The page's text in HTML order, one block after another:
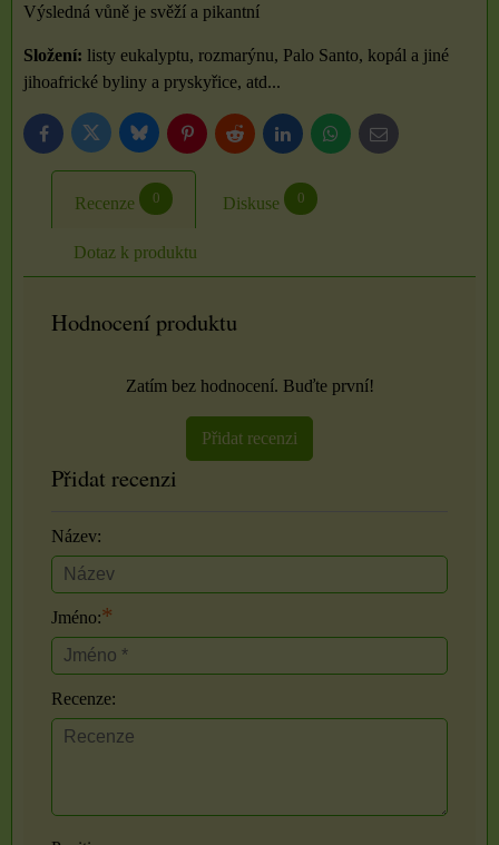
Výsledná vůně je svěží a pikantní
Složení: listy eukalyptu, rozmarýnu, Palo Santo, kopál a jiné
jihoafrické byliny a pryskyřice, atd...
FacebookTwitter BlueskyPinterestReddit LinkedInWhatsApp
E-
mail
Recenze 0 Diskuse 0
Dotaz k produktu
Hodnocení produktu
Zatím bez hodnocení. Buďte první!
Přidat recenzi
Přidat recenzi
Název:
Jméno:*
Recenze: